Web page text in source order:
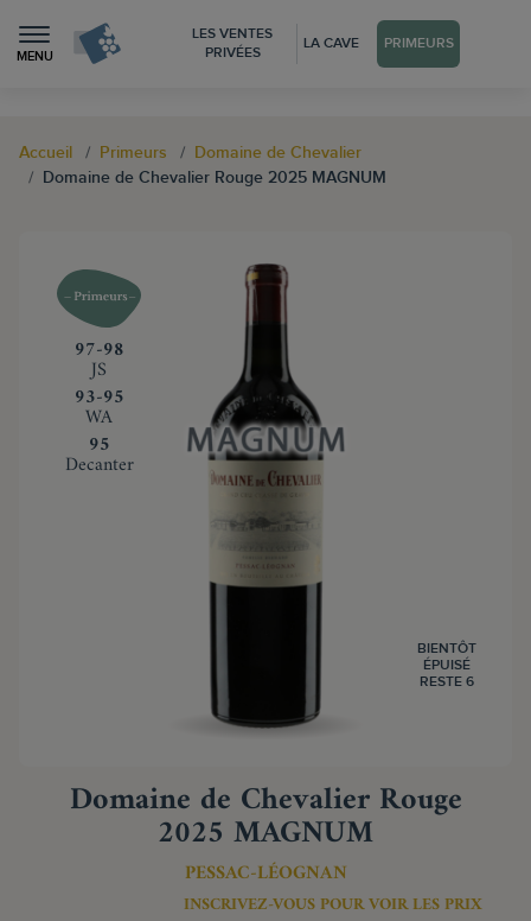
MENU
LES VENTES
PRIVÉES
LA CAVE PRIMEURS
Accueil Primeurs
Domaine de Chevalier
Domaine de Chevalier Rouge 2025 MAGNUM
‍97-98
JS
‍93-95
WA
‍95
Decanter
BIENTÔT
ÉPUISÉ
RESTE 6
Domaine de Chevalier Rouge
2025 MAGNUM
PESSAC-LÉOGNAN
INSCRIVEZ-VOUS POUR VOIR LES PRIX